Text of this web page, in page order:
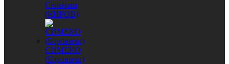
Сельмаш
(КИРОВ)
СИМЕКО
(Боровичи)